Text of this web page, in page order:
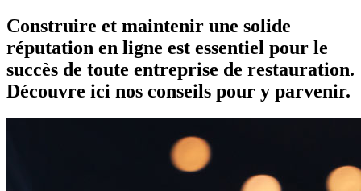
Construire et maintenir une solide
réputation en ligne est essentiel pour le
succès de toute entreprise de restauration.
Découvre ici nos conseils pour y parvenir.